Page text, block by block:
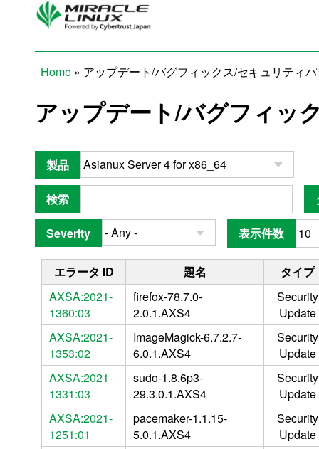
Skip to main content
Home » アップデート/バグフィックス/セキュリティ
アップデート/バグフィッ
製品
検索
Severity 表示件数
エラータ ID 題名
タイプ
AXSA:2021-
1360:03
firefox-78.7.0-
2.0.1.AXS4
Security
Update
AXSA:2021-
1353:02
ImageMagick-6.7.2.7-
6.0.1.AXS4
Security
Update
AXSA:2021-
1331:03
sudo-1.8.6p3-
29.3.0.1.AXS4
Security
Update
AXSA:2021-
1251:01
pacemaker-1.1.15-
5.0.1.AXS4
Security
Update